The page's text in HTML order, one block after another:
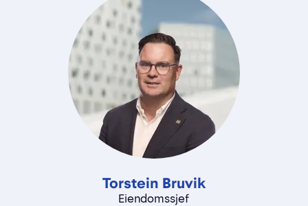
Torstein Bruvik
Eiendomssjef